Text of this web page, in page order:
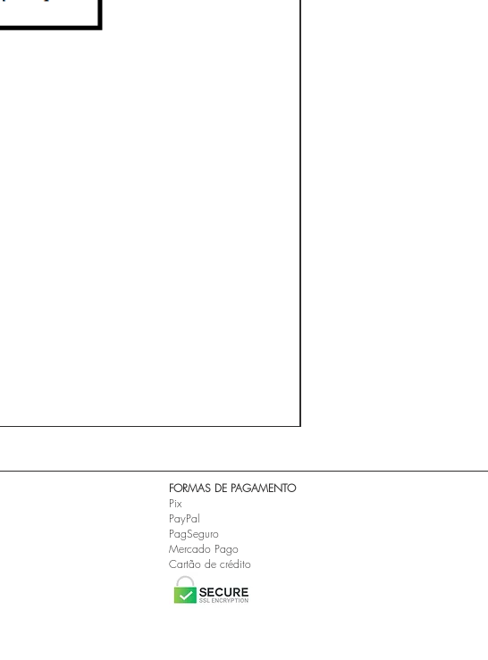
​FORMAS DE PAGAMENTO
Pix
PayPal
PagSeguro
Mercado Pago
Cartão de crédito